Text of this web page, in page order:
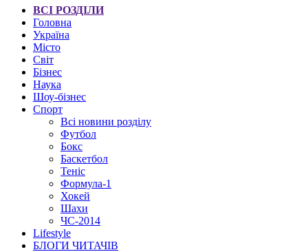
ВСІ РОЗДІЛИ
Головна
Україна
Місто
Світ
Бізнес
Наука
Шоу-бізнес
Спорт
Всі новини розділу
Футбол
Бокс
Баскетбол
Теніс
Формула-1
Хокей
Шахи
ЧС-2014
Lifestyle
БЛОГИ ЧИТАЧІВ